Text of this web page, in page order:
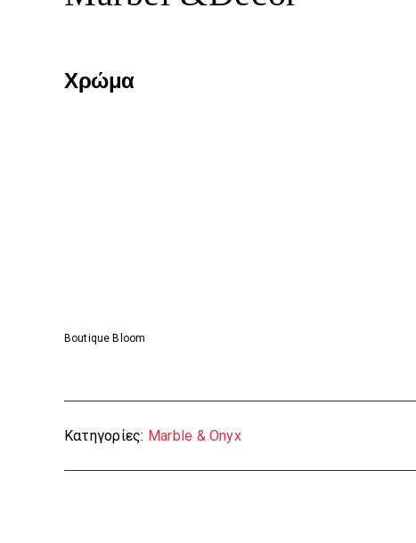
Χρώμα
Boutique Bloom
Κατηγορίες: Marble & Onyx